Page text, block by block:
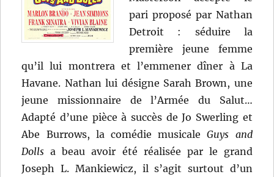
pari proposé par Nathan
Detroit : séduire la
première jeune femme
qu’il lui montrera et l’emmener dîner à La
Havane. Nathan lui désigne Sarah Brown, une
jeune missionnaire de l’Armée du Salut…
Adapté d’une pièce à succès de Jo Swerling et
Abe Burrows, la comédie musicaleGuys and
Dolls a beau avoir été réalisée par le grand
Joseph L. Mankiewicz, il s’agit surtout d’un